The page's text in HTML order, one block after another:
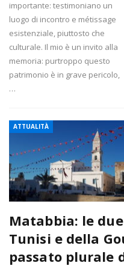
importante: testimoniano un
luogo di incontro e métissage
esistenziale, piuttosto che
culturale. Il mio è un invito alla
memoria: purtroppo questo
patrimonio è in grave pericolo,
…
ATTUALITÀ
Matabbia: le
Tunisi e della
passato plurale